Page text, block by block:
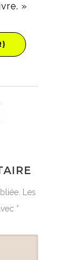
»
Les
*